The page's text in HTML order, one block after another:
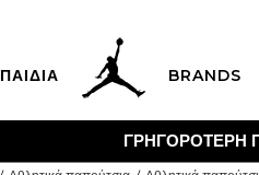
ΠΑΙΔΙΑ BRANDS
ΓΡΗΓΟΡΟΤΕΡΗ